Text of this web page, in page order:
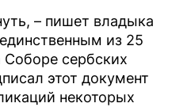
– пишет владыка
из 25
Соборе сербских
этот документ
некоторых